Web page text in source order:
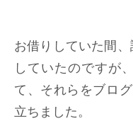
お借りしていた間、
していたのですが
て、それらをブロ
立ちました。